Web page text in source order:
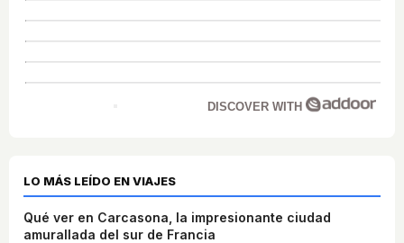
DISCOVER WITH
LO MÁS LEÍDO EN VIAJES
Qué ver en Carcasona, la impresionante ciudad
amurallada del sur de Francia